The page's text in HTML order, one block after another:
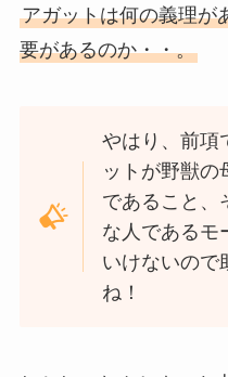
アガットは何の義理が
要があるのか・・。
やはり、前項
ットが野獣の
であること、
な人であるモ
いけないので
ね！